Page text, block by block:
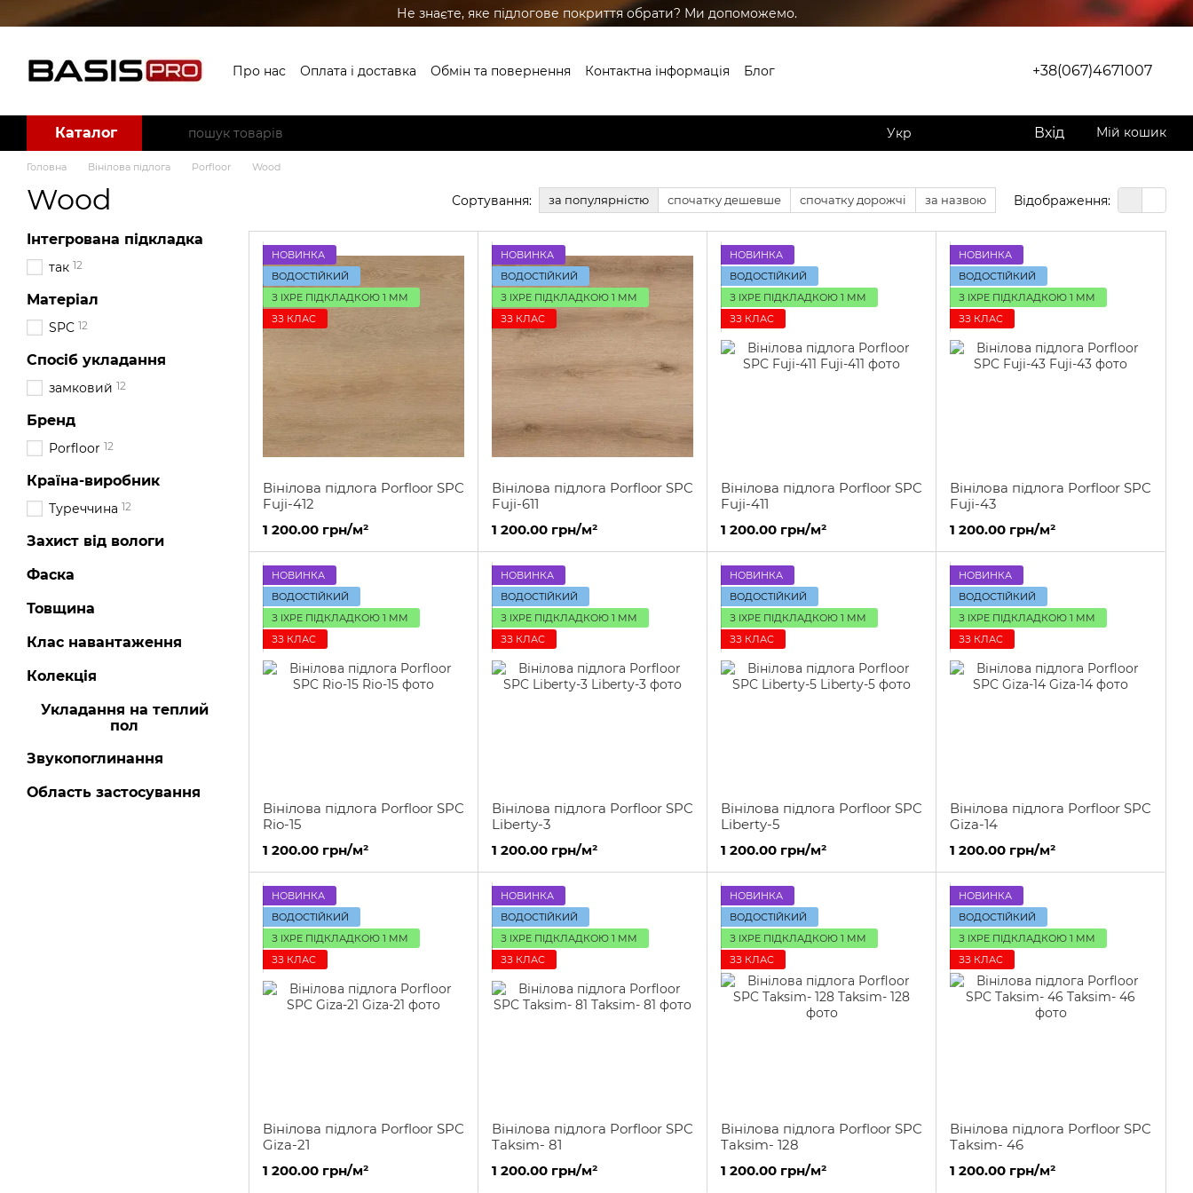
Перейти до основного контенту Не знаєте, яке підлогове покриття обрати? Ми допоможемо.
Про нас Оплата і доставка Обмін та повернення Контактна інформація
Блог
+38(067)4671007
Каталог Укр Вхід Мій кошик
Головна Вінілова підлога Porfloor Wood
Wood Сортування: за популярністю спочатку дешевше спочатку дорожчі за назвою Відображення:
НОВИНКА
ВОДОСТІЙКИЙ
З IXPE ПІДКЛАДКОЮ 1 ММ
ЗЗ КЛАС
Вінілова підлога Porfloor SPC
Fuji-412
1 200.00 грн/м²
НОВИНКА
ВОДОСТІЙКИЙ
З IXPE ПІДКЛАДКОЮ 1 ММ
ЗЗ КЛАС
Вінілова підлога Porfloor SPC
Fuji-611
1 200.00 грн/м²
НОВИНКА
ВОДОСТІЙКИЙ
З IXPE ПІДКЛАДКОЮ 1 ММ
ЗЗ КЛАС
Вінілова підлога Porfloor SPC
Fuji-411
1 200.00 грн/м²
НОВИНКА
ВОДОСТІЙКИЙ
З IXPE ПІДКЛАДКОЮ 1 ММ
ЗЗ КЛАС
Вінілова підлога Porfloor SPC
Fuji-43
1 200.00 грн/м²
НОВИНКА
ВОДОСТІЙКИЙ
З IXPE ПІДКЛАДКОЮ 1 ММ
ЗЗ КЛАС
Вінілова підлога Porfloor SPC
Rio-15
1 200.00 грн/м²
НОВИНКА
ВОДОСТІЙКИЙ
З IXPE ПІДКЛАДКОЮ 1 ММ
ЗЗ КЛАС
Вінілова підлога Porfloor SPC
Liberty-3
1 200.00 грн/м²
НОВИНКА
ВОДОСТІЙКИЙ
З IXPE ПІДКЛАДКОЮ 1 ММ
ЗЗ КЛАС
Вінілова підлога Porfloor SPC
Liberty-5
1 200.00 грн/м²
НОВИНКА
ВОДОСТІЙКИЙ
З IXPE ПІДКЛАДКОЮ 1 ММ
ЗЗ КЛАС
Вінілова підлога Porfloor SPC
Giza-14
1 200.00 грн/м²
НОВИНКА
ВОДОСТІЙКИЙ
З IXPE ПІДКЛАДКОЮ 1 ММ
ЗЗ КЛАС
Вінілова підлога Porfloor SPC
Giza-21
1 200.00 грн/м²
НОВИНКА
ВОДОСТІЙКИЙ
З IXPE ПІДКЛАДКОЮ 1 ММ
ЗЗ КЛАС
Вінілова підлога Porfloor SPC
Taksim- 81
1 200.00 грн/м²
НОВИНКА
ВОДОСТІЙКИЙ
З IXPE ПІДКЛАДКОЮ 1 ММ
ЗЗ КЛАС
Вінілова підлога Porfloor SPC
Taksim- 128
1 200.00 грн/м²
НОВИНКА
ВОДОСТІЙКИЙ
З IXPE ПІДКЛАДКОЮ 1 ММ
ЗЗ КЛАС
Вінілова підлога Porfloor SPC
Taksim- 46
1 200.00 грн/м²
Інтегрована підкладка
так 12
Матеріал
SPC 12
Спосіб укладання
замковий 12
Бренд
Porfloor 12
Країна-виробник
Туреччина 12
Захист від вологи
Фаска
Товщина
Клас навантаження
Колекція
Укладання на теплий
пол
Звукопоглинання
Область застосування